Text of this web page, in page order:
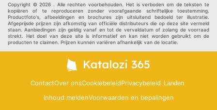
Copyright © 2026 . Alle rechten voorbehouden. Het is verboden om de teksten te
kopiëren of te reproduceren zonder voorafgaande schriftelijke toestemming.
Productfoto's, afbeeldingen en brochures zijn uitsluitend bedoeld ter illustratie.
Afgeprijsde prijzen zijn afkomstig van officiële distributeurs die op deze site vermeld
staan. Aanbiedingen zijn geldig vanaf en tot de vervaldatum of zolang de voorraad
strekt. Het doel van deze site is informatief en kan niet worden gebruikt om de
producten te claimen. Prijzen kunnen variëren afhankelijk van de locatie.
ContactOver onsCookiebeleidPrivacybeleid Landen
Inhoud meldenVoorwaarden en bepalingen